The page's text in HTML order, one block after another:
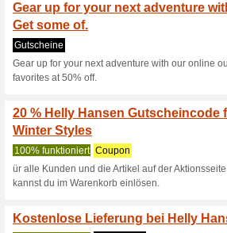
0% funktioniert
Gönnen Sie
einen Tag
Entdecken